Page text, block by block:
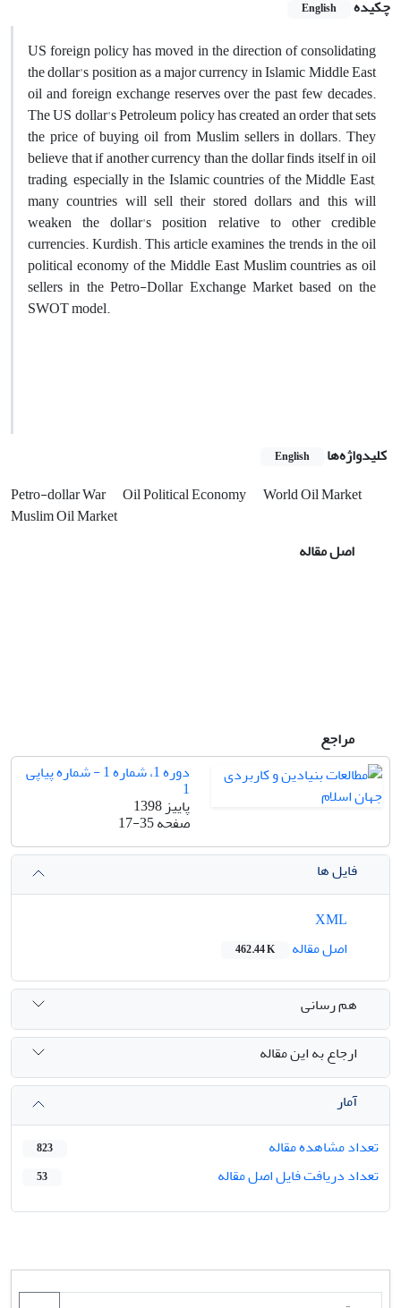
چکیده
English
US foreign policy has moved in the direction of consolidating
the dollar's position as a major currency in Islamic Middle East
oil and foreign exchange reserves over the past few decades.
The US dollar's Petroleum policy has created an order that sets
the price of buying oil from Muslim sellers in dollars. They
believe that if another currency than the dollar finds itself in oil
trading, especially in the Islamic countries of the Middle East,
many countries will sell their stored dollars and this will
weaken the dollar's position relative to other credible
currencies. Kurdish. This article examines the trends in the oil
political economy of the Middle East Muslim countries as oil
sellers in the Petro-Dollar Exchange Market based on the
SWOT model.
کلیدواژه‌ها English
Petro-dollar War Oil Political Economy
World Oil Market
Muslim Oil Market
اصل مقاله
مراجع
دوره 1، شماره 1 - شماره پیاپی
1
پاییز 1398
صفحه17-35
فایل ها
اصل مقاله
462.44 K
هم رسانی
ارجاع به این مقاله
آمار
تعداد مشاهده مقاله
823
تعداد دریافت فایل اصل مقاله 53